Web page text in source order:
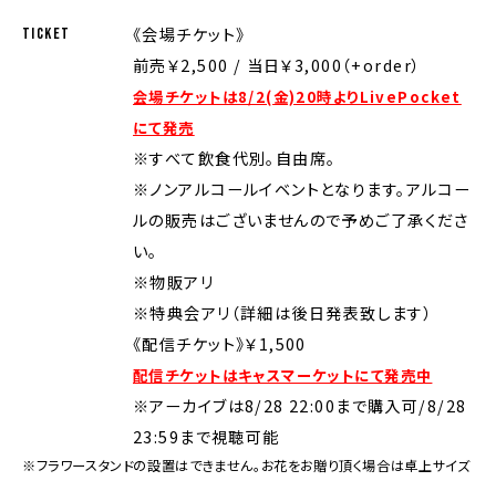
TICKET
《会場チケット》
前売￥2,500 / 当日￥3,000（+order）
会場チケットは8/2(金)20時よりLivePocket
にて発売
※すべて飲食代別。自由席。
※ノンアルコールイベントとなります。アルコー
ルの販売はございませんので予めご了承くださ
い。
※物販アリ
※特典会アリ（詳細は後日発表致します）
《配信チケット》￥1,500
配信チケットはキャスマーケットにて発売中
※アーカイブは8/28 22:00まで購入可/8/28
23:59まで視聴可能
※フラワースタンドの設置はできません。お花をお贈り頂く場合は卓上サイズ